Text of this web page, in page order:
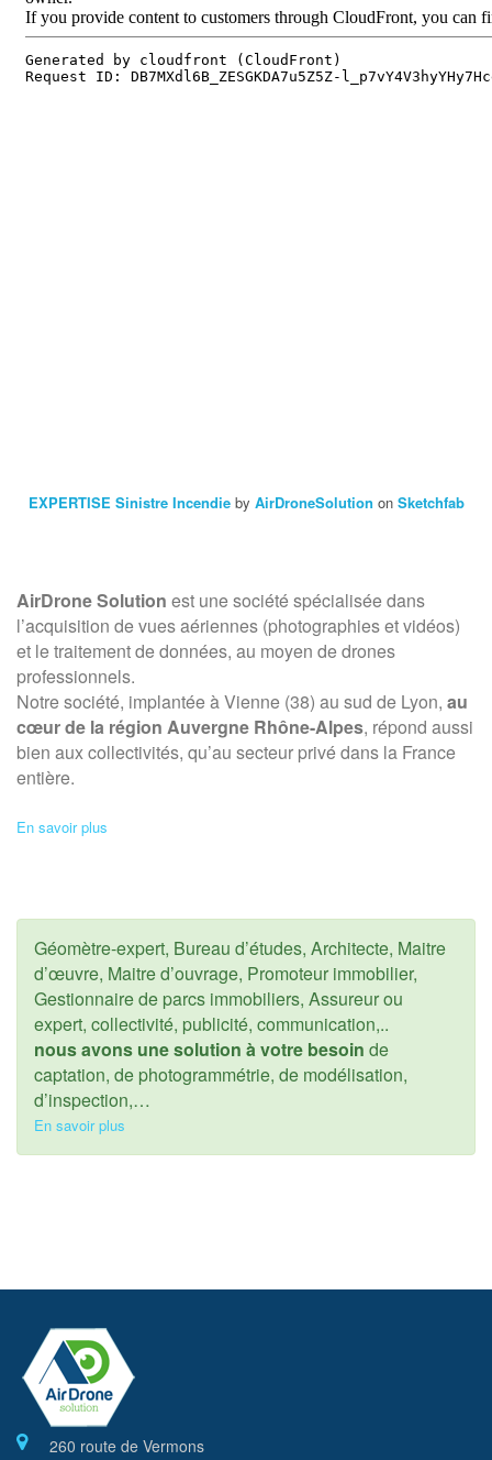
EXPERTISE Sinistre Incendieby AirDroneSolution on Sketchfab
AirDrone Solution est une société spécialisée dans
l’acquisition de vues aériennes (photographies et vidéos)
et le traitement de données, au moyen de drones
professionnels.
Notre société, implantée à Vienne (38) au sud de Lyon, au
cœur de la région Auvergne Rhône-Alpes, répond aussi
bien aux collectivités, qu’au secteur privé dans la France
entière.
En savoir plus
Géomètre-expert, Bureau d’études, Architecte, Maitre
d’œuvre, Maitre d’ouvrage, Promoteur immobilier,
Gestionnaire de parcs immobiliers, Assureur ou
expert, collectivité, publicité, communication,..
nous avons une solution à votre besoin de
captation, de photogrammétrie, de modélisation,
d’inspection,…
En savoir plus
260 route de Vermons